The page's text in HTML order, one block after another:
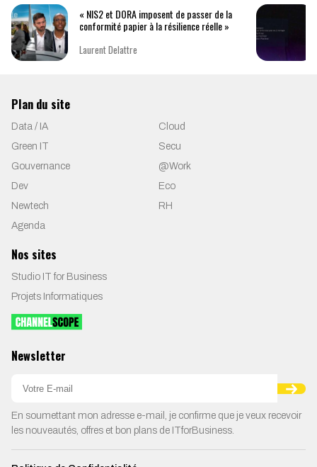
« NIS2 et DORA imposent de passer de la
conformité papier à la résilience réelle »
Laurent Delattre
Plan du site
Data / IA
Cloud
Green IT
Secu
Gouvernance
@Work
Dev
Eco
Newtech
RH
Agenda
Nos sites
Studio IT for Business
Projets Informatiques
Newsletter
En soumettant mon adresse e-mail, je confirme que je veux recevoir
les nouveautés, offres et bon plans de ITforBusiness.